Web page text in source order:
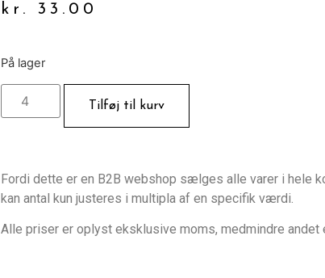
kr. 33.00
På lager
Tilføj til kurv
Fordi dette er en B2B webshop sælges alle varer i hele
kan antal kun justeres i multipla af en specifik værdi.
Alle priser er oplyst eksklusive moms, medmindre andet